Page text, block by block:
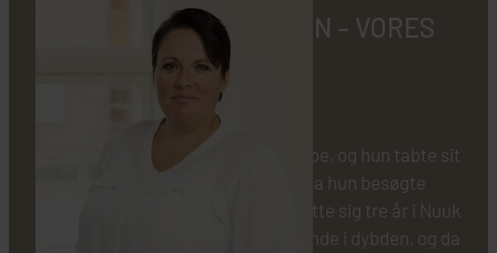
MØD AYOE CHRISTENSEN – VORES
GRØNLANDSEKSPERT
Vores grønlandsekspert hedder Ayoe, og hun tabte sit
hjerte helt og aldeles til Grønland, da hun besøgte
landet første gang i 1992. Hun bosatte sig tre år i Nuuk
for at lære landet og kulturen at kende i dybden, og da